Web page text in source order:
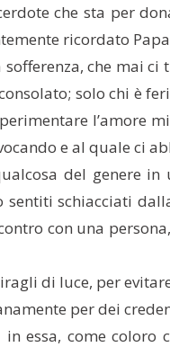
che sta per
ricordato
che mai
solo chi è
l’amore
e al quale ci
del genere
schiacciati
con una
di luce, per
per dei
essa, come